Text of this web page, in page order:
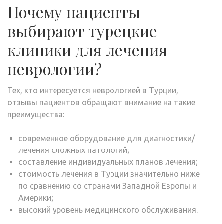
Почему пациенты
выбирают турецкие
клиники для лечения
неврологии?
Тех, кто интересуется неврологией в Турции,
отзывы пациентов обращают внимание на такие
преимущества:
современное оборудование для диагностики/
лечения сложных патологий;
составление индивидуальных планов лечения;
стоимость лечения в Турции значительно ниже
по сравнению со странами Западной Европы и
Америки;
высокий уровень медицинского обслуживания.